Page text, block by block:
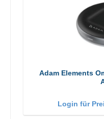
Adam Elements
Login für